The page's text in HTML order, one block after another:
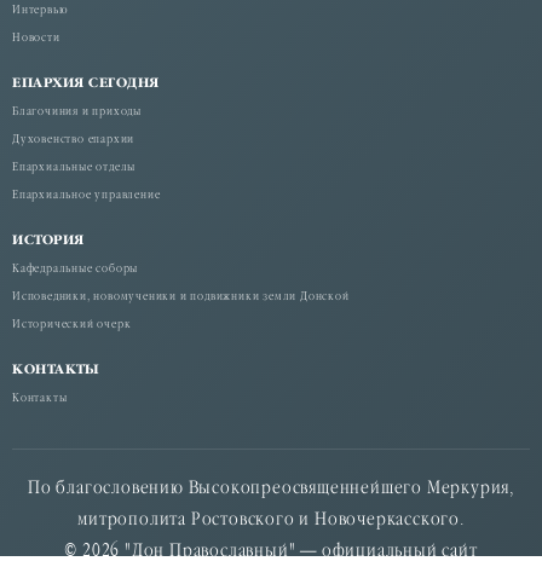
Интервью
Новости
ЕПАРХИЯ СЕГОДНЯ
Благочиния и приходы
Духовенство епархии
Епархиальные отделы
Епархиальное управление
ИСТОРИЯ
Кафедральные соборы
Исповедники, новомученики и подвижники земли Донской
Исторический очерк
КОНТАКТЫ
Контакты
По благословению Высокопреосвященнейшего Меркурия,
митрополита Ростовского и Новочеркасского.
© 2026 "Дон Православный" — официальный сайт